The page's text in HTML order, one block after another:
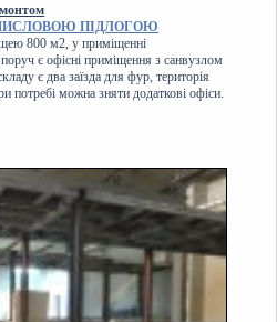
ПІДЛОГОЮ
800 м2, у приміщенні
є офісні приміщення з санвузлом
є два заїзда для фур, територія
потребі можна зняти додаткові офіси.